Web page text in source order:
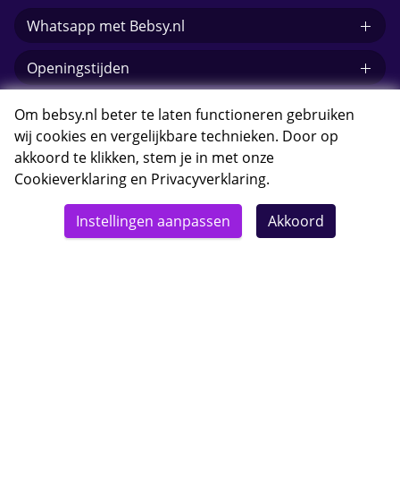
Whatsapp met Bebsy.nl
Openingstijden
E-mail Bebsy.nl
© 2026 Bebsy.nl
Om bebsy.nl beter te laten functioneren gebruiken
wij cookies en vergelijkbare technieken. Door op
akkoord te klikken, stem je in met onze
Cookieverklaring en Privacyverklaring.
Instellingen aanpassen Akkoord